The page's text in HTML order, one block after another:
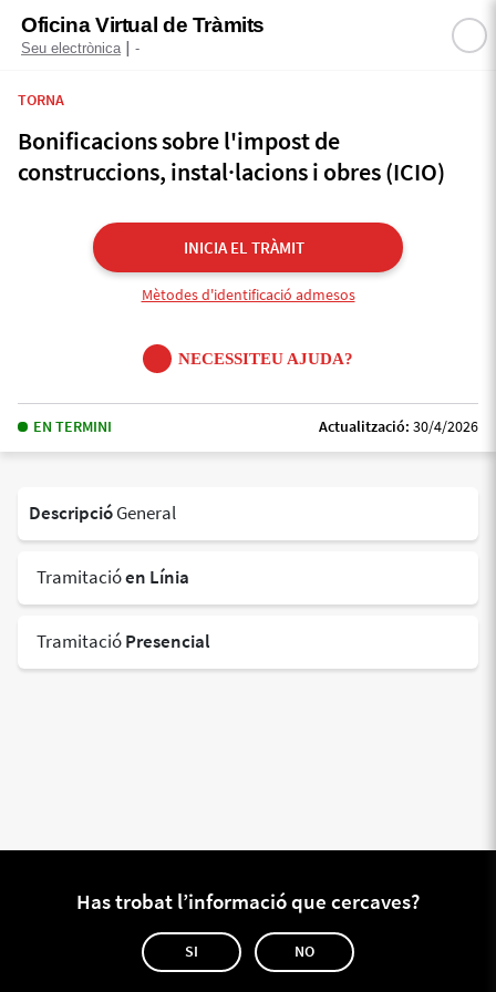
Oficina Virtual de Tràmits
Seu electrònica | -
TORNA
Bonificacions sobre l'impost de
construccions, instal·lacions i obres (ICIO)
INICIA EL TRÀMIT
Mètodes d'identificació admesos
NECESSITEU AJUDA?
EN TERMINI Actualització: 30/4/2026
DescripcióGeneral
Tramitacióen Línia
TramitacióPresencial
Has trobat l’informació que cercaves?
SI NO